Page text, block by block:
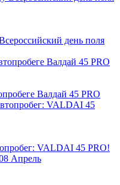
день поля
Валдай 45 PRO
VALDAI 45 PRO!
Апрель